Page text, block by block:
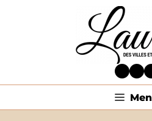
Facebook Twitter